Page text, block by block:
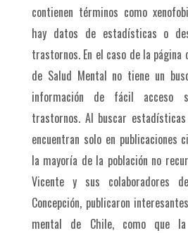
contienen términos como
hay datos de estadísticas o
trastornos. En el caso de la página
de Salud Mental no tiene un
información de fácil acceso
trastornos. Al buscar
encuentran solo en publicaciones
la mayoría de la población no
Vicente y sus colaboradores
Concepción, publicaron
mental de Chile, como que